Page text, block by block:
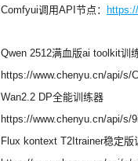
Comfyui调用API节点：
Qwen 2512满血版ai toolkit训
https://www.chenyu.cn/api/s/
Wan2.2 DP全能训练器
https://www.chenyu.cn/api/s/
Flux kontext T2Itrainer稳定版